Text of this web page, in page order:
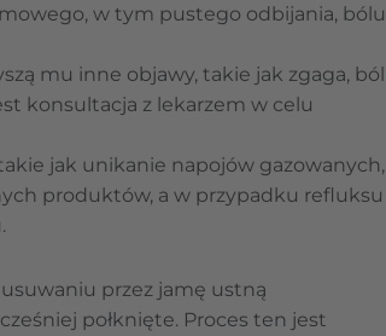
w tym pustego odbijania, bólu
mu inne objawy, takie jak zgaga, ból
konsultacja z lekarzem w celu
jak unikanie napojów gazowanych,
produktów, a w przypadku refluksu
przez jamę ustną
połknięte. Proces ten jest